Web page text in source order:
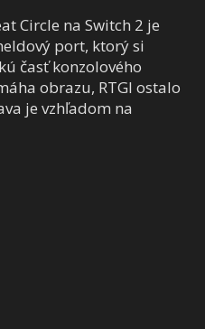
Circle na Switch 2 je
port, ktorý si
časť konzolového
obrazu, RTGI ostalo
je vzhľadom na